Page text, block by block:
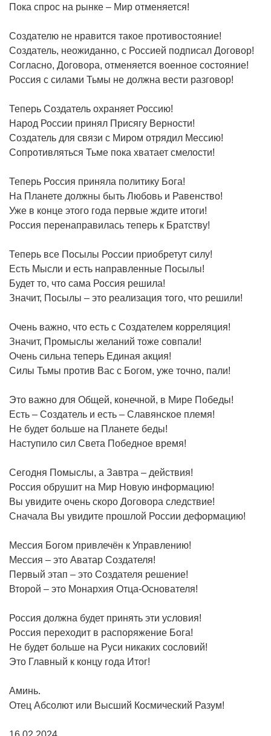
Пока спрос на рынке – Мир отменяется!
Создателю не нравится такое противостояние!
Создатель, неожиданно, с Россией подписал Договор!
Согласно, Договора, отменяется военное состояние!
Россия с силами Тьмы не должна вести разговор!
Теперь Создатель охраняет Россию!
Народ России принял Присягу Верности!
Создатель для связи с Миром отрядил Мессию!
Сопротивляться Тьме пока хватает смелости!
Теперь Россия приняла политику Бога!
На Планете должны быть Любовь и Равенство!
Уже в конце этого года первые ждите итоги!
Россия перенаправилась теперь к Братству!
Теперь все Посылы России приобретут силу!
Есть Мысли и есть направленные Посылы!
Будет то, что сама Россия решила!
Значит, Посылы – это реализация того, что решили!
Очень важно, что есть с Создателем корреляция!
Значит, Промыслы желаний тоже совпали!
Очень сильна теперь Единая акция!
Силы Тьмы против Вас с Богом, уже точно, пали!
Это важно для Общей, конечной, в Мире Победы!
Есть – Создатель и есть – Славянское племя!
Не будет больше на Планете беды!
Наступило сил Света Победное время!
Сегодня Помыслы, а Завтра – действия!
Россия обрушит на Мир Новую информацию!
Вы увидите очень скоро Договора следствие!
Сначала Вы увидите прошлой России деформацию!
Мессия Богом привлечён к Управлению!
Мессия – это Аватар Создателя!
Первый этап – это Создателя решение!
Второй – это Монархия Отца-Основателя!
Россия должна будет принять эти условия!
Россия переходит в распоряжение Бога!
Не будет больше на Руси никаких сословий!
Это Главный к концу года Итог!
Аминь.
Отец Абсолют или Высший Космический Разум!